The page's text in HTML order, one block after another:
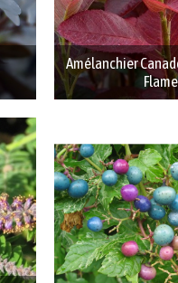
Amélanchier
Flame